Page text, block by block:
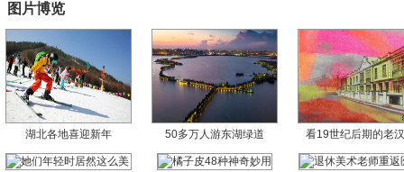
图片博览
湖北各地喜迎新年 50多万人游东湖绿道 看19世纪后期的老